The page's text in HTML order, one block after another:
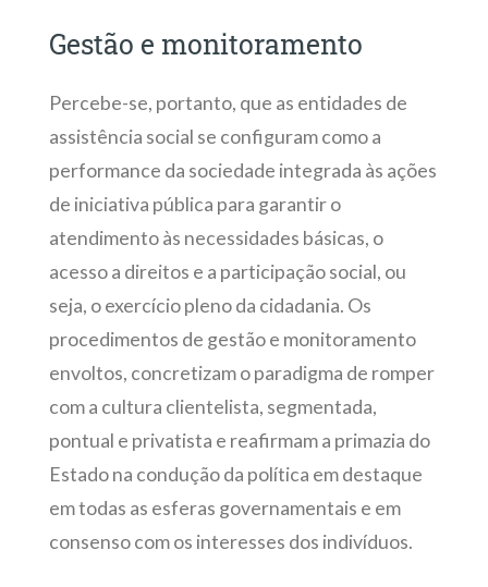
Gestão e monitoramento
Percebe-se, portanto, que as entidades de
assistência social se configuram como a
performance da sociedade integrada às ações
de iniciativa pública para garantir o
atendimento às necessidades básicas, o
acesso a direitos e a participação social, ou
seja, o exercício pleno da cidadania. Os
procedimentos de gestão e monitoramento
envoltos, concretizam o paradigma de romper
com a cultura clientelista, segmentada,
pontual e privatista e reafirmam a primazia do
Estado na condução da política em destaque
em todas as esferas governamentais e em
consenso com os interesses dos indivíduos.